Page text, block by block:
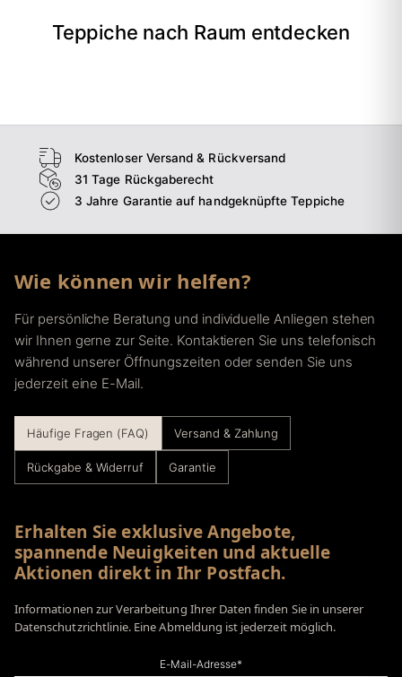
Teppiche nach Raum entdecken
Wohnzimmer
Kostenloser Versand & Rückversand
31 Tage Rückgaberecht
3 Jahre Garantie auf handgeknüpfte Teppiche
Wie können wir helfen?
Für persönliche Beratung und individuelle Anliegen stehen
wir Ihnen gerne zur Seite. Kontaktieren Sie uns telefonisch
während unserer Öffnungszeiten oder senden Sie uns
jederzeit eine E-Mail.
Häufige Fragen (FAQ) Versand & Zahlung
Rückgabe & Widerruf Garantie
Erhalten Sie exklusive Angebote,
spannende Neuigkeiten und aktuelle
Aktionen direkt in Ihr Postfach.
Informationen zur Verarbeitung Ihrer Daten finden Sie in unserer
Datenschutzrichtlinie. Eine Abmeldung ist jederzeit möglich.
E-Mail-Adresse*